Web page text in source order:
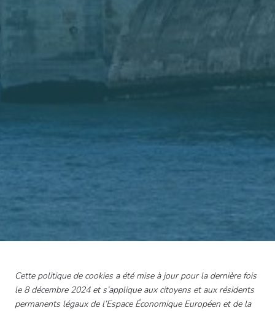
Cette politique de cookies a été mise à jour pour la dernière fois
le 8 décembre 2024 et s’applique aux citoyens et aux résidents
permanents légaux de l’Espace Économique Européen et de la